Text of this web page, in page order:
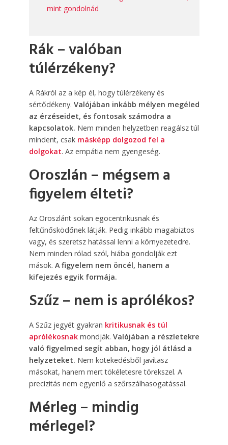
mint gondolnád
Rák – valóban
túlérzékeny?
A Rákról az a kép él, hogy túlérzékeny és
sértődékeny. Valójában inkább mélyen megéled
az érzéseidet, és fontosak számodra a
kapcsolatok. Nem minden helyzetben reagálsz túl
mindent, csak másképp dolgozod fel a
dolgokat. Az empátia nem gyengeség.
Oroszlán – mégsem a
figyelem élteti?
Az Oroszlánt sokan egocentrikusnak és
feltűnősködőnek látják. Pedig inkább magabiztos
vagy, és szeretsz hatással lenni a környezetedre.
Nem minden rólad szól, hiába gondolják ezt
mások. A figyelem nem öncél, hanem a
kifejezés egyik formája.
Szűz – nem is aprólékos?
A Szűz jegyét gyakran kritikusnak és túl
aprólékosnakmondják. Valójában a részletekre
való figyelmed segít abban, hogy jól átlásd a
helyzeteket. Nem kötekedésből javítasz
másokat, hanem mert tökéletesre törekszel. A
precizitás nem egyenlő a szőrszálhasogatással.
Mérleg – mindig
mérlegel?